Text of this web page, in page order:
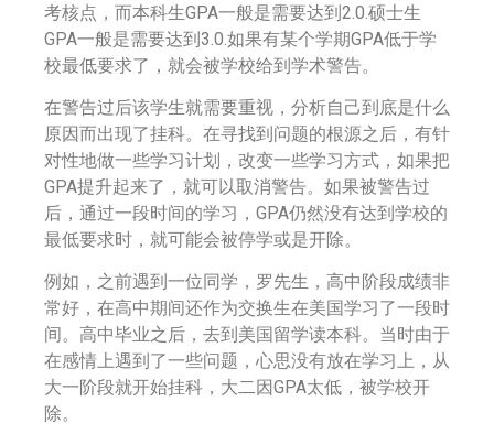
考核点，而本科生GPA一般是需要达到2.0.硕士生
GPA一般是需要达到3.0.如果有某个学期GPA低于学
校最低要求了，就会被学校给到学术警告。
在警告过后该学生就需要重视，分析自己到底是什么
原因而出现了挂科。在寻找到问题的根源之后，有针
对性地做一些学习计划，改变一些学习方式，如果把
GPA提升起来了，就可以取消警告。如果被警告过
后，通过一段时间的学习，GPA仍然没有达到学校的
最低要求时，就可能会被停学或是开除。
例如，之前遇到一位同学，罗先生，高中阶段成绩非
常好，在高中期间还作为交换生在美国学习了一段时
间。高中毕业之后，去到美国留学读本科。当时由于
在感情上遇到了一些问题，心思没有放在学习上，从
大一阶段就开始挂科，大二因GPA太低，被学校开
除。